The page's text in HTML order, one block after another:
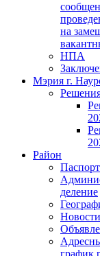
на
НПА
Мэрия г.
Район
деление
график